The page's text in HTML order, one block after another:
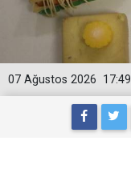
17:49
07 Ağustos 2026